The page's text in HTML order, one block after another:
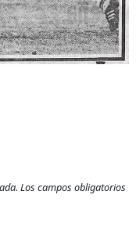
Los campos obligatorios